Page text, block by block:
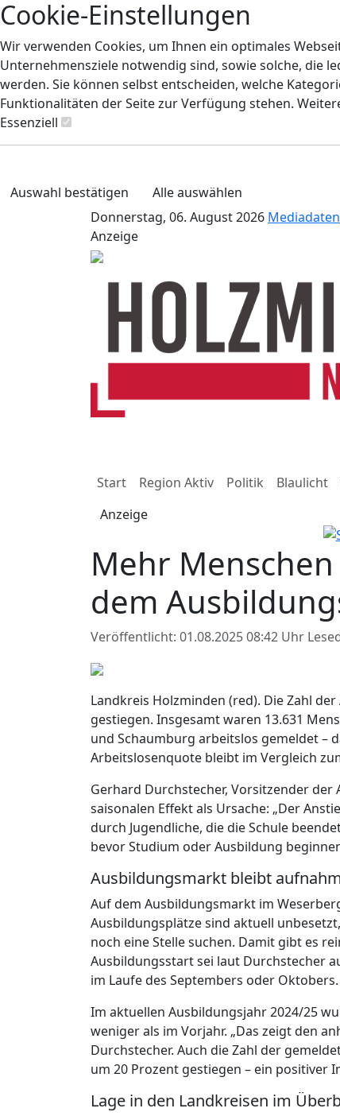
Cookie-Einstellungen
Wir verwenden Cookies, um Ihnen ein optimales
Unternehmensziele notwendig sind, sowie solche, die
werden. Sie können selbst entscheiden, welche
Funktionalitäten der Seite zur Verfügung stehen.
Essenziell
Auswahl bestätigen
Alle auswählen
Donnerstag, 06. August 2026 Mediadaten
Anzeige
Start
Region Aktiv Politik Blaulicht
Anzeige
Mehr
dem
Veröffentlicht: 01.08.2025 08:42 Uhr
Landkreis Holzminden (red). Die Zahl
gestiegen. Insgesamt waren 13.631
und Schaumburg arbeitslos gemeldet –
Arbeitslosenquote bleibt im Vergleich
Gerhard Durchstecher, Vorsitzender
saisonalen Effekt als Ursache: „Der
durch Jugendliche, die die Schule
bevor Studium oder Ausbildung
Ausbildungsmarkt bleibt
Auf dem Ausbildungsmarkt im
Ausbildungsplätze sind aktuell
noch eine Stelle suchen. Damit gibt es
Ausbildungsstart sei laut Durchstecher
im Laufe des Septembers oder Oktobers.
Im aktuellen Ausbildungsjahr 2024/25
weniger als im Vorjahr. „Das zeigt den
Durchstecher. Auch die Zahl der
um 20 Prozent gestiegen – ein positiver
Lage in den Landkreisen im